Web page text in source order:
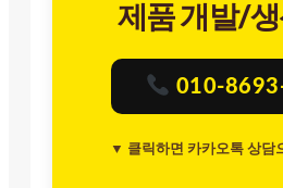
제품 개발/생
010-
▼ 클릭하면 카카오톡 상담